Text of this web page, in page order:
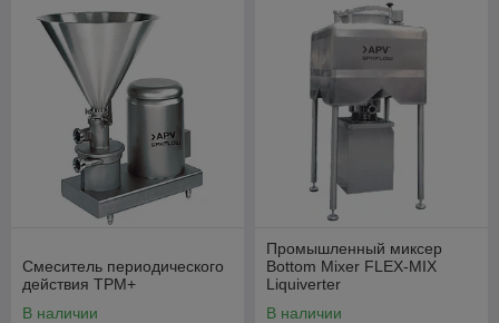
Смеситель периодического
действия ТРМ+
В наличии
Промышленный миксер
Bottom Mixer FLEX-MIX
Liquiverter
В наличии